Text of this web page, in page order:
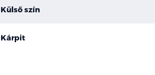
Külső szín
Kárpit